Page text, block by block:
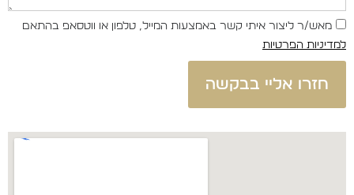
מאש/ר ליצור איתי קשר באמצעות המייל, טלפון או ווטסאפ בהתאם
למדיניות הפרטיות
חזרו אליי בבקשה